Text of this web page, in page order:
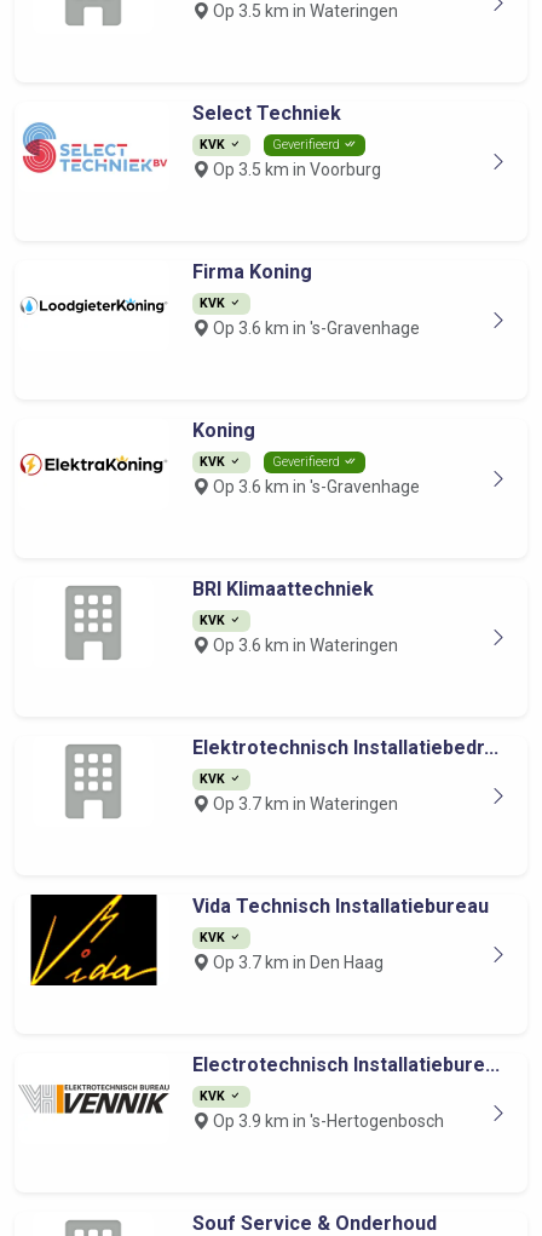
Op 3.5 km in Wateringen
Select Techniek
KVK Geverifieerd
Op 3.5 km in Voorburg
Firma Koning
KVK
Op 3.6 km in 's-Gravenhage
Koning
KVK Geverifieerd
Op 3.6 km in 's-Gravenhage
BRI Klimaattechniek
KVK
Op 3.6 km in Wateringen
Elektrotechnisch Installatiebedr...
KVK
Op 3.7 km in Wateringen
Vida Technisch Installatiebureau
KVK
Op 3.7 km in Den Haag
Electrotechnisch Installatiebure...
KVK
Op 3.9 km in 's-Hertogenbosch
Souf Service & Onderhoud